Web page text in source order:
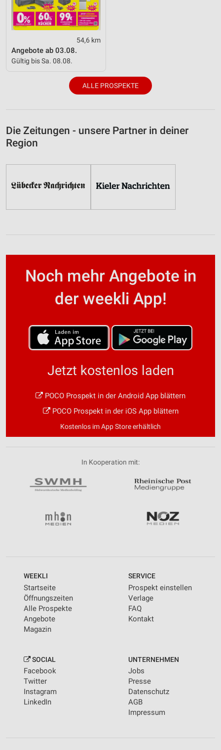
54,6 km
Angebote ab 03.08.
Gültig bis Sa. 08.08.
ALLE PROSPEKTE
Die Zeitungen - unsere Partner in deiner
Region
Noch mehr Angebote in
der weekli App!
Jetzt kostenlos laden
POCO Prospekt in der Android App blättern
POCO Prospekt in der iOS App blättern
Kostenlos im App Store erhältlich
In Kooperation mit:
WEEKLI
Startseite
Öffnungszeiten
Alle Prospekte
Angebote
Magazin
SERVICE
Prospekt einstellen
Verlage
FAQ
Kontakt
SOCIAL
Facebook
Twitter
Instagram
LinkedIn
UNTERNEHMEN
Jobs
Presse
Datenschutz
AGB
Impressum